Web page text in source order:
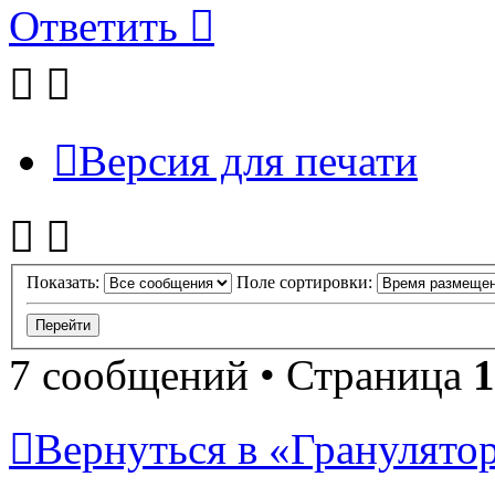
Ответить
Версия для печати
Показать: Поле сортировки:
7 сообщений • Страница 1
Вернуться в